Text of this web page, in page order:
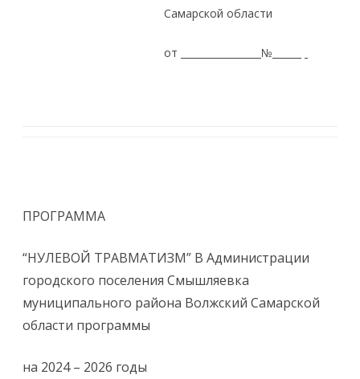
Самарской области
от №______
ПРОГРАММА
“НУЛЕВОЙ ТРАВМАТИЗМ” В Администрации
городского поселения Смышляевка
муниципального района Волжский Самарской
области программы
на 2024 – 2026 годы